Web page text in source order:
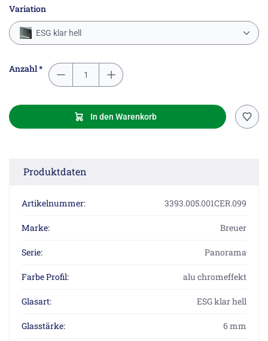
Variation
ESG klar hell
Anzahl *
In den Warenkorb
Produktdaten
Artikelnummer: 3393.005.001CER.099
Marke: Breuer
Serie: Panorama
Farbe Profil: alu chromeffekt
Glasart: ESG klar hell
Glasstärke: 6 mm